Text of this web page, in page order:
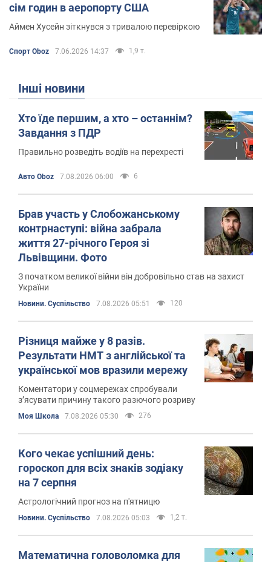
сім годин в аеропорту США
Аймен Хусейн зіткнувся з тривалою перевіркою
Спорт Oboz 7.06.2026 14:37 1,9 т.
Інші новини
Хто їде першим, а хто – останнім?
Завдання з ПДР
Правильно розведіть водіїв на перехресті
Авто Oboz 7.08.2026 06:00 6
Брав участь у Слобожанському
контрнаступі: війна забрала
життя 27-річного Героя зі
Львівщини. Фото
З початком великої війни він добровільно став на захист
України
Новини. Суспільство 7.08.2026 05:51 120
Різниця майже у 8 разів.
Результати НМТ з англійської та
української мов вразили мережу
Коментатори у соцмережах спробували
з’ясувати причину такого разючого розриву
Моя Школа 7.08.2026 05:30 276
Кого чекає успішний день:
гороскоп для всіх знаків зодіаку
на 7 серпня
Астрологічний прогноз на п'ятницю
Новини. Суспільство 7.08.2026 05:03 1,2 т.
Математична головоломка для